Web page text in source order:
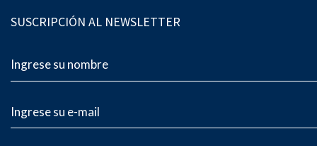
SUSCRIPCIÓN AL NEWSLETTER